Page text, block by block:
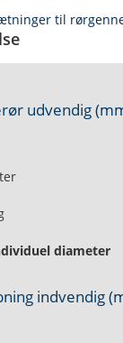
til
udvendig (
diameter
indvendig (